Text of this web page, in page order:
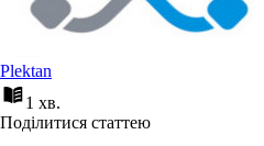
Plektan
1 хв.
Поділитися статтею